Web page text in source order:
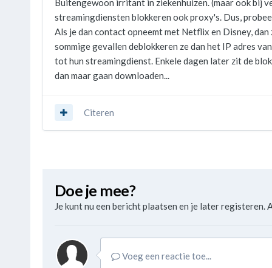
streamingdiensten blokkeren ook proxy's. Dus,
Als je dan contact opneemt met Netflix en Disney,
sommige gevallen deblokkeren ze dan het IP adres
tot hun streamingdienst. Enkele dagen later zit de
dan maar gaan downloaden...
Citeren
Doe je mee?
Je kunt nu een bericht plaatsen en je later registeren.
Voeg een reactie toe...